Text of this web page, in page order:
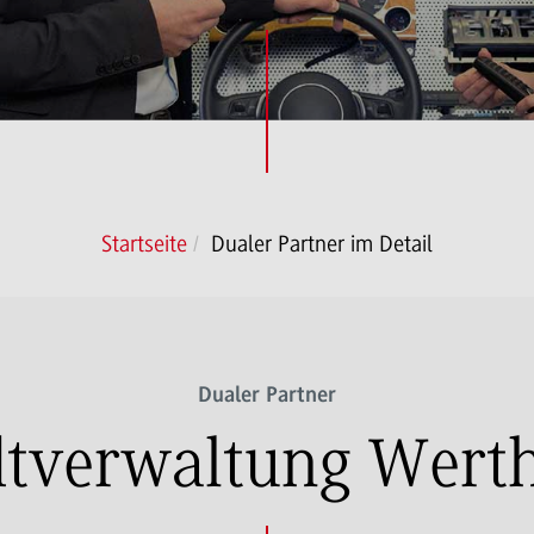
Startseite Dualer Partner im Detail
Dualer Partner